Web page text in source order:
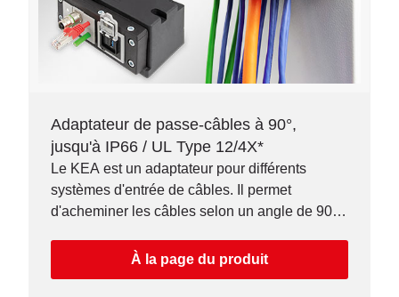
Adaptateur de passe-câbles à 90°,
jusqu'à IP66 / UL Type 12/4X*
Le KEA est un adaptateur pour différents
systèmes d'entrée de câbles. Il permet
d'acheminer les câbles selon un angle de 90°
À la page du produit